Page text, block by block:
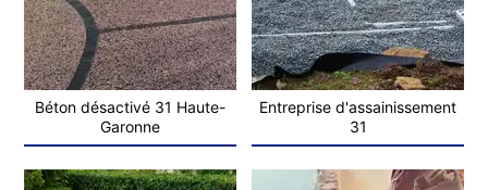
Béton désactivé 31 Haute-
Garonne
Entreprise d'assainissement
31